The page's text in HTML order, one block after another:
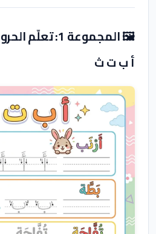
🖼️ المجموعة 1: تعلّم الحروف الأبجدية
أ ب ت ث